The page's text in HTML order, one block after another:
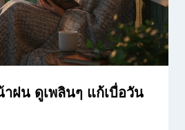
ฝน ดูเพลินๆ แก้เบื่อวัน